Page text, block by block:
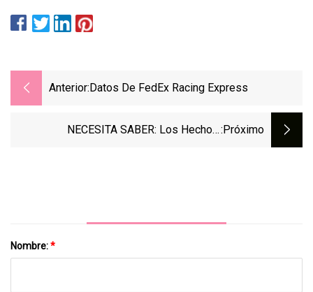
Anterior: Datos De FedEx Racing Express
NECESITA SABER: Los Hechos,:próximo
Nombre:*